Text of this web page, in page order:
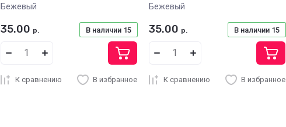
Бежевый
В наличии 15
35.00 р.
К сравнению В избранное
Бежевый
В наличии 15
35.00 р.
К сравнению В избранное